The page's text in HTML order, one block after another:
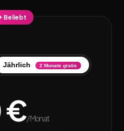
Beliebt
Jährlich 2 Monate gratis
€/Monat